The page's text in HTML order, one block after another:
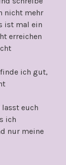
nicht mehr
ist mal ein
erreichen
ich gut,
lasst euch
ich
nur meine